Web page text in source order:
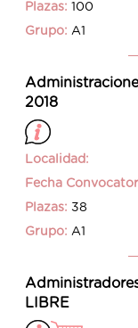
Plazas: 100
Grupo: A1
2018
Localidad:
Fecha
Plazas: 38
Grupo: A1
LIBRE